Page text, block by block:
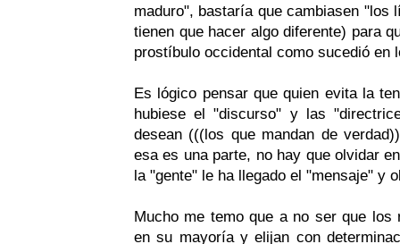
maduro", bastaría que cambiasen "los
tienen que hacer algo diferente) para
prostíbulo occidental como sucedió en
Es lógico pensar que quien evita la
hubiese el "discurso" y las
desean (((los que mandan de
esa es una parte, no hay que olvidar
la "gente" le ha llegado el "mensaje" y
Mucho me temo que a no ser que los
en su mayoría y elijan con